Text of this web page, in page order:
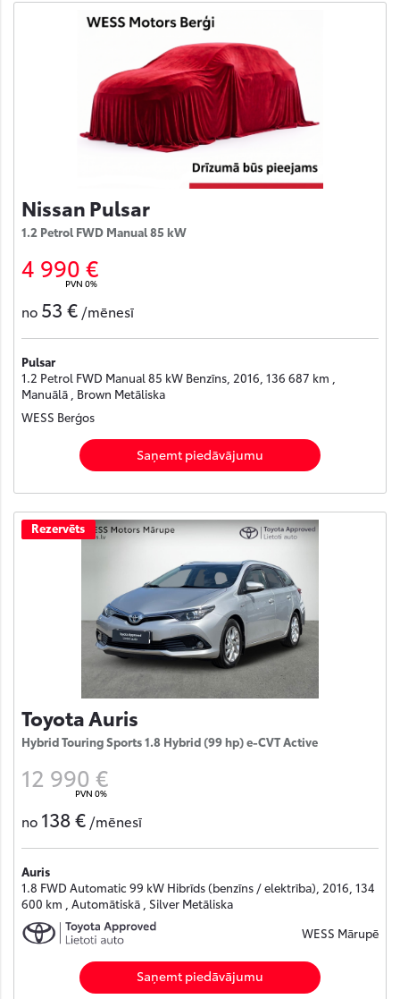
Nissan Pulsar
1.2 Petrol FWD Manual 85 kW
4 990 €
PVN 0%
no 53 € /mēnesī
Pulsar
1.2 Petrol FWD Manual 85 kW Benzīns, 2016, 136 687 km ,
Manuālā , Brown Metāliska
WESS Berģos
Saņemt piedāvājumu
Rezervēts
Toyota Auris
Hybrid Touring Sports 1.8 Hybrid (99 hp) e-CVT Active
12 990 €
PVN 0%
no 138 € /mēnesī
Auris
1.8 FWD Automatic 99 kW Hibrīds (benzīns / elektrība), 2016, 134
600 km , Automātiskā , Silver Metāliska
WESS Mārupē
Saņemt piedāvājumu